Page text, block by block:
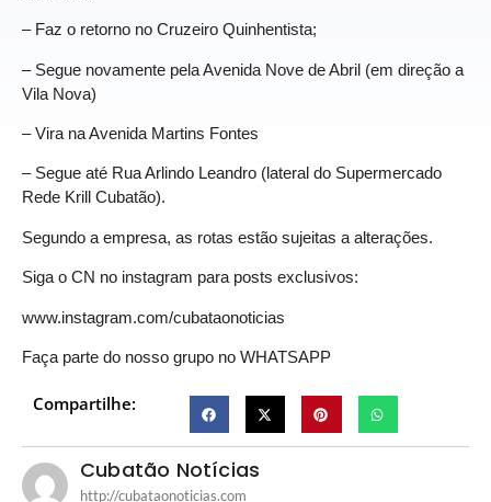
– Faz o retorno no Cruzeiro Quinhentista;
– Segue novamente pela Avenida Nove de Abril (em direção a
Vila Nova)
– Vira na Avenida Martins Fontes
– Segue até Rua Arlindo Leandro (lateral do Supermercado
Rede Krill Cubatão).
Segundo a empresa, as rotas estão sujeitas a alterações.
Siga o CN no instagram para posts exclusivos:
www.instagram.com/cubataonoticias
Faça parte do nosso grupo no WHATSAPP
Compartilhe:
Cubatão Notícias
http://cubataonoticias.com